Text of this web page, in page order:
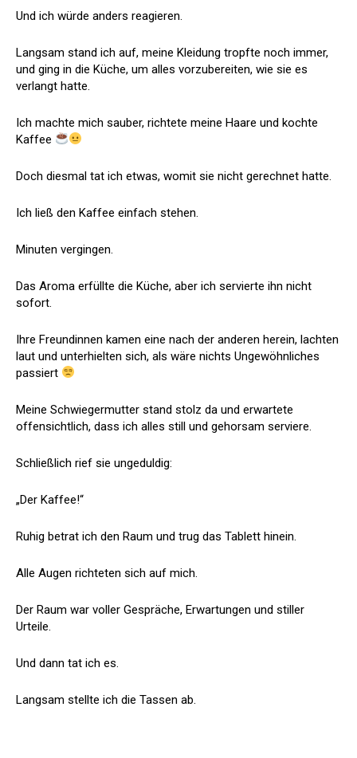
Und ich würde anders reagieren.
Langsam stand ich auf, meine Kleidung tropfte noch immer,
und ging in die Küche, um alles vorzubereiten, wie sie es
verlangt hatte.
Ich machte mich sauber, richtete meine Haare und kochte
Kaffee
Doch diesmal tat ich etwas, womit sie nicht gerechnet hatte.
Ich ließ den Kaffee einfach stehen.
Minuten vergingen.
Das Aroma erfüllte die Küche, aber ich servierte ihn nicht
sofort.
Ihre Freundinnen kamen eine nach der anderen herein, lachten
laut und unterhielten sich, als wäre nichts Ungewöhnliches
passiert
Meine Schwiegermutter stand stolz da und erwartete
offensichtlich, dass ich alles still und gehorsam serviere.
Schließlich rief sie ungeduldig:
„Der Kaffee!“
Ruhig betrat ich den Raum und trug das Tablett hinein.
Alle Augen richteten sich auf mich.
Der Raum war voller Gespräche, Erwartungen und stiller
Urteile.
Und dann tat ich es.
Langsam stellte ich die Tassen ab.